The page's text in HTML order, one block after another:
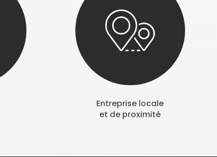
Entreprise locale
et de proximité